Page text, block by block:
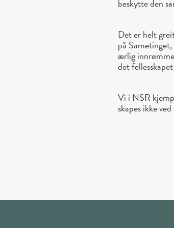
beskytte den
Det er helt
på
ærlig
det
Vi i NSR
skapes ikke